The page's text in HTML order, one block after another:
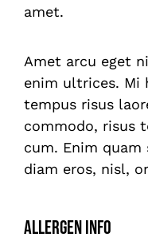
amet.
Amet arcu eget
enim ultrices. Mi
tempus risus
commodo, risus
cum. Enim
diam eros, nisl,
Allergen Info